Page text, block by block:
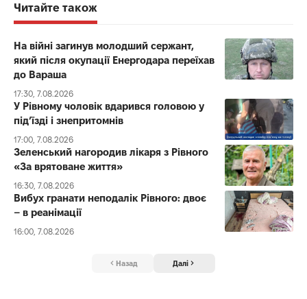
Читайте також
На війні загинув молодший сержант,
який після окупації Енергодара переїхав
до Вараша
17:30, 7.08.2026
У Рівному чоловік вдарився головою у
під’їзді і знепритомнів
17:00, 7.08.2026
Зеленський нагородив лікаря з Рівного
«За врятоване життя»
16:30, 7.08.2026
Вибух гранати неподалік Рівного: двоє
– в реанімації
16:00, 7.08.2026
Назад Далі